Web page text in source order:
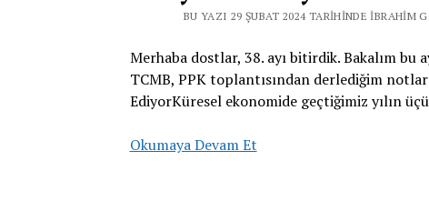
BU YAZI 29 ŞUBAT 2024 TARIHINDE İBRAHIM
Merhaba dostlar, 38. ayı bitirdik. Bakalım bu
TCMB, PPK toplantısından derlediğim
EdiyorKüresel ekonomide geçtiğimiz yılın
Okumaya Devam Et38.